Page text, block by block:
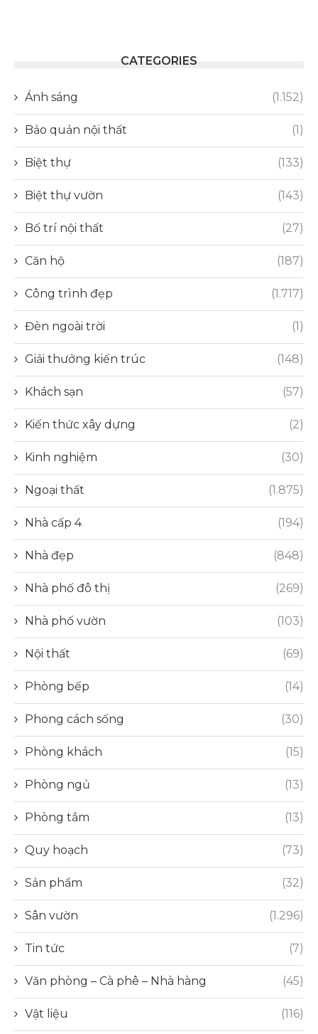
CATEGORIES
Ánh sáng (1.152)
Bảo quản nội thất (1)
Biệt thự (133)
Biệt thự vườn (143)
Bố trí nội thất (27)
Căn hộ (187)
Công trình đẹp (1.717)
Đèn ngoài trời (1)
Giải thưởng kiến trúc (148)
Khách sạn (57)
Kiến thức xây dựng (2)
Kinh nghiệm (30)
Ngoại thất (1.875)
Nhà cấp 4 (194)
Nhà đẹp (848)
Nhà phố đô thị (269)
Nhà phố vườn (103)
Nội thất (69)
Phòng bếp (14)
Phong cách sống (30)
Phòng khách (15)
Phòng ngủ (13)
Phòng tắm (13)
Quy hoạch (73)
Sản phẩm (32)
Sân vườn (1.296)
Tin tức (7)
Văn phòng – Cà phê – Nhà hàng (45)
Vật liệu (116)